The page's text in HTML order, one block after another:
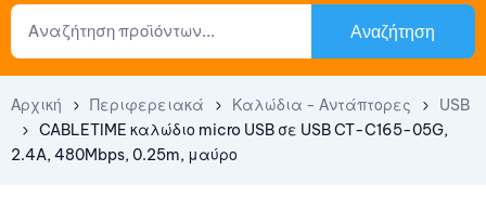
Αναζήτηση
Αρχική Περιφερειακά Καλώδια - Αντάπτορες
USB
CABLETIME καλώδιο micro USB σε USB CT-C165-05G,
2.4A, 480Mbps, 0.25m, μαύρο